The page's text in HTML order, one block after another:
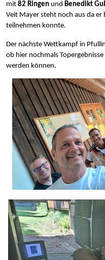
mit 82 Ringen und Benedikt
Veit Mayer steht noch aus da
teilnehmen konnte.
Der nächste Wettkampf in
ob hier nochmals
werden können.